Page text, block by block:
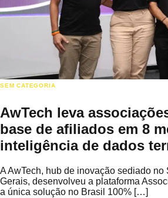
SEM CATEGORIA
AwTech leva
base de afiliados em 8
inteligência de dados
A AwTech, hub de inovação sediado no
Gerais, desenvolveu a plataforma
a única solução no Brasil 100% […]